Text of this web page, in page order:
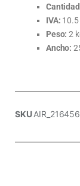
IVA: 10.5
Peso: 2
Ancho:
SKUAIR_216456